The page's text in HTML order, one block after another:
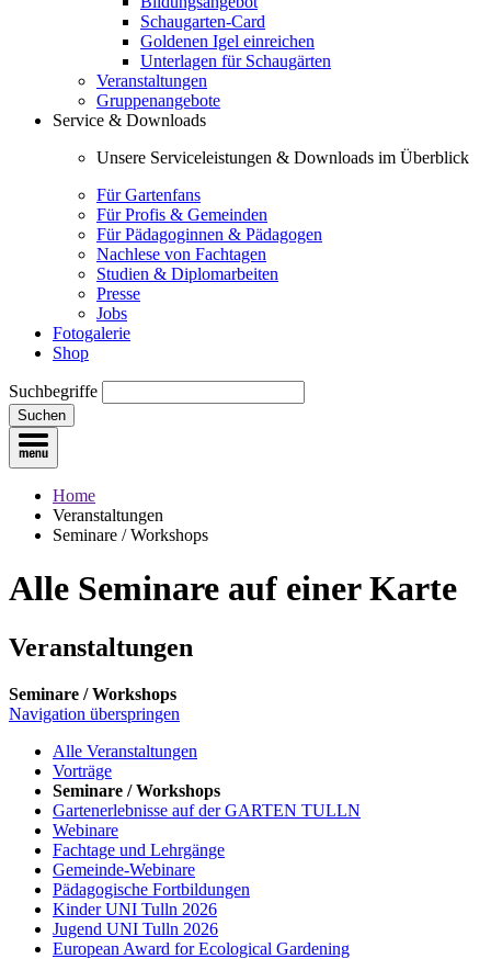
Schaugarten-Card
Goldenen Igel einreichen
Unterlagen für Schaugärten
Veranstaltungen
Gruppenangebote
Service & Downloads
Unsere Serviceleistungen & Downloads im Überblick
Für Gartenfans
Für Profis & Gemeinden
Für Pädagoginnen & Pädagogen
Nachlese von Fachtagen
Studien & Diplomarbeiten
Presse
Jobs
Fotogalerie
Shop
Suchbegriffe
Suchen
Home
Veranstaltungen
Seminare / Workshops
Alle Seminare auf einer Karte
Veranstaltungen
Seminare / Workshops
Navigation überspringen
Alle Veranstaltungen
Vorträge
Seminare / Workshops
Gartenerlebnisse auf der GARTEN TULLN
Webinare
Fachtage und Lehrgänge
Gemeinde-Webinare
Pädagogische Fortbildungen
Kinder UNI Tulln 2026
Jugend UNI Tulln 2026
European Award for Ecological Gardening